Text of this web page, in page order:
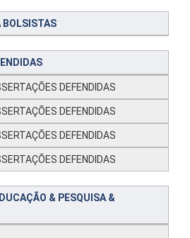
BOLSISTAS
DEFENDIDAS
DEFENDIDAS
DEFENDIDAS
DEFENDIDAS
& PESQUISA &